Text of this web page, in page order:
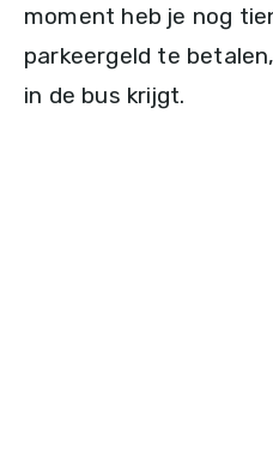
moment heb je nog
parkeergeld te
in de bus krijgt.